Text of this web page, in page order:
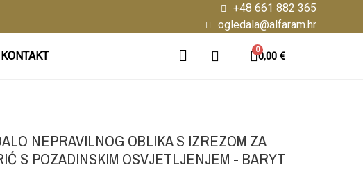
+48 661 882 365
ogledala@alfaram.hr
KONTAKT 0,00 €
NEPRAVILNOG OBLIKA S IZREZOM ZA
S POZADINSKIM OSVJETLJENJEM - BARYT